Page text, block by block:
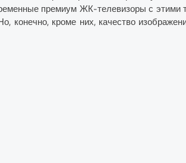
премиум ЖК-телевизоры с этими
конечно, кроме них, качество